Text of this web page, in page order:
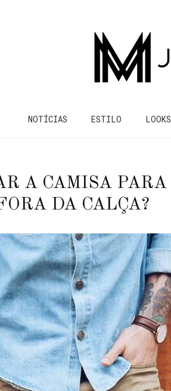
NOTÍCIAS ESTILO LOOKS
A CAMISA PARA
DA CALÇA?